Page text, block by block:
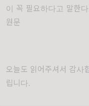
이 꼭 필요하다고 말한
원문
오늘도 읽어주셔서 감사
립니다.